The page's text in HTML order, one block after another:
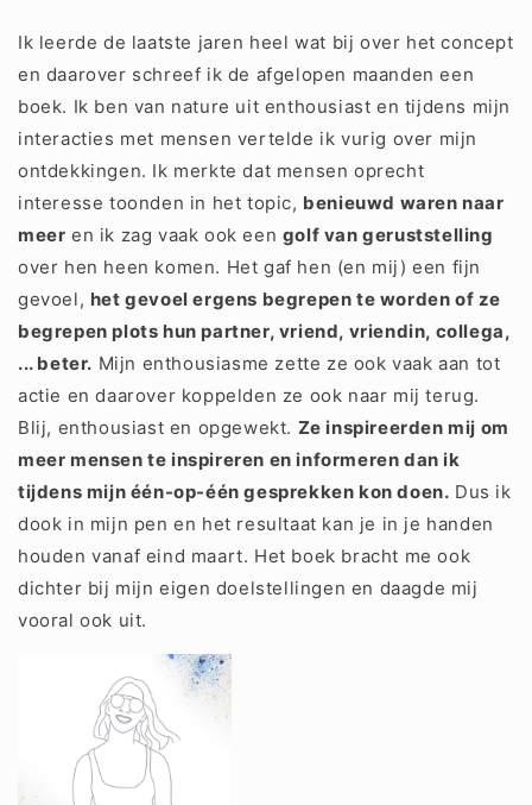
Ik leerde de laatste jaren heel wat bij over het concept
en daarover schreef ik de afgelopen maanden een
boek. Ik ben van nature uit enthousiast en tijdens mijn
interacties met mensen vertelde ik vurig over mijn
ontdekkingen. Ik merkte dat mensen oprecht
interesse toonden in het topic, benieuwd waren naar
meer en ik zag vaak ook een golf van geruststelling
over hen heen komen. Het gaf hen (en mij) een fijn
gevoel, het gevoel ergens begrepen te worden of ze
begrepen plots hun partner, vriend, vriendin, collega,
... beter. Mijn enthousiasme zette ze ook vaak aan tot
actie en daarover koppelden ze ook naar mij terug.
Blij, enthousiast en opgewekt. Ze inspireerden mij om
meer mensen te inspireren en informeren dan ik
tijdens mijn één-op-één gesprekken kon doen. Dus ik
dook in mijn pen en het resultaat kan je in je handen
houden vanaf eind maart. Het boek bracht me ook
dichter bij mijn eigen doelstellingen en daagde mij
vooral ook uit.